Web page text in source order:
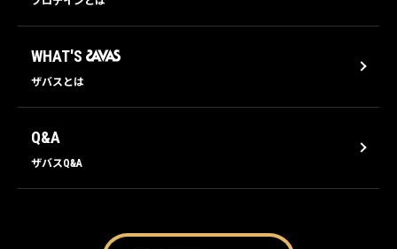
WHAT'S
ザバスとは
Q&A
ザバスQ&A